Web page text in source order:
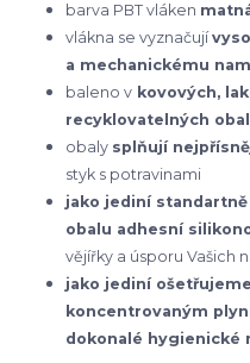
barva PBT vláken
vlákna se vyznačují
a mechanickému
baleno v kovových,
recyklovatelných
obaly splňují
styk s potravinami
jako jediní
obalu adhesní
vějířky a úsporu Vašich
jako jediní
koncentrovaným
dokonalé hygienické